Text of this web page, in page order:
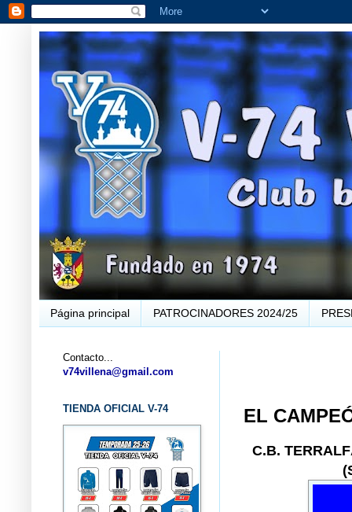
Página principal PATROCINADORES 2024/25
EL
C.B.
Contacto...
v74villena@gmail.com
TIENDA OFICIAL V-74